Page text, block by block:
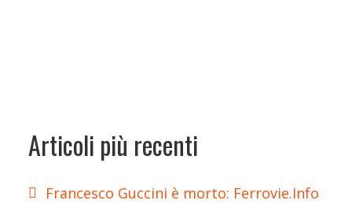
Articoli più recenti
Francesco Guccini è morto: Ferrovie.Info